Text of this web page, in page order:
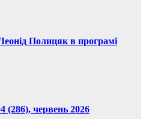
Полицяк в програмі
(286), червень 2026